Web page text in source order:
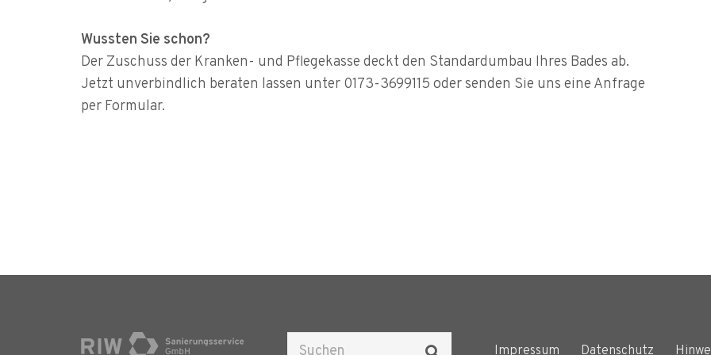
Wussten Sie schon?
Der Zuschuss der Kranken- und Pflegekasse deckt den Standardumbau Ihres Bades ab.
Jetzt unverbindlich beraten lassen unter 0173-3699115 oder senden Sie uns eine Anfrage
per Formular.
Impressum Datenschutz